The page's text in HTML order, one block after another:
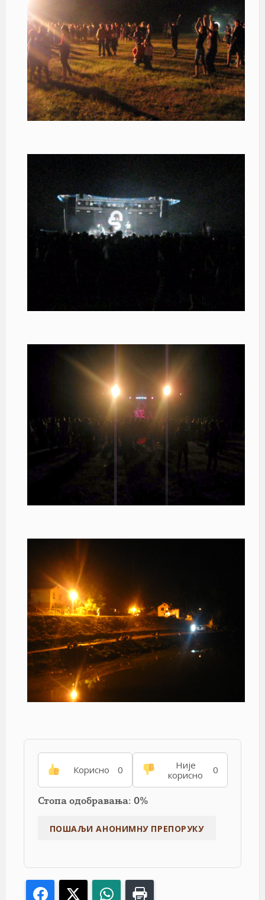
Корисно 0
Није
корисно
0
Стопа одобравања: 0%
Facebook WhatsApp